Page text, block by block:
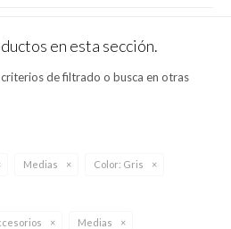
en esta sección.
de filtrado o busca en otras
Medias Color: Gris
Medias